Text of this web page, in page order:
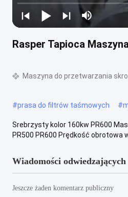
Rasper Tapioca
Maszyna do przetwarzania
#prasa do filtrów taśmowych #
Srebrzysty kolor 160kw PR600
PR500 PR600 Prędkość obrotowa
Wiadomości odwiedzających
Jeszcze żaden komentarz publiczny